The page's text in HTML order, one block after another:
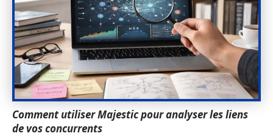
Comment utiliser Majestic pour analyser les liens
de vos concurrents